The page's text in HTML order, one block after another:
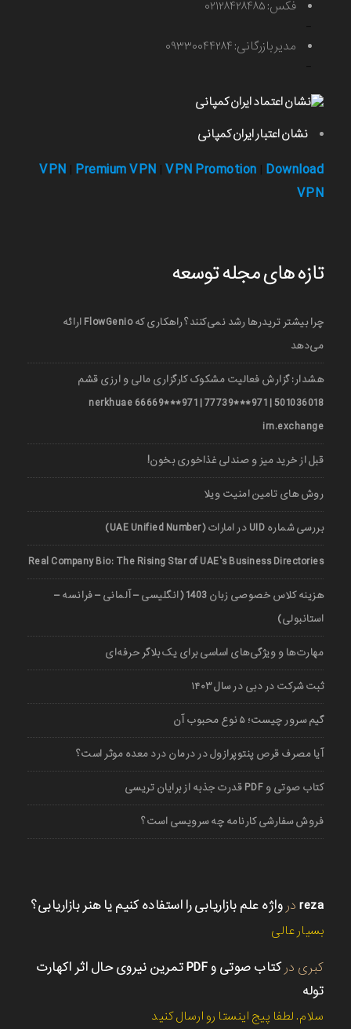
فکس: ۰۲۱۲۸۴۲۸۴۸۵
مدیر بازرگانی: ۰۹۳۳۰۰۴۴۲۸۴
نشان اعتبار ایران کمپانی
VPN Premium VPN VPN Promotion Download
VPN
تازه های مجله توسعه
چرا بیشتر تریدرها رشد نمی‌کنند؟ راهکاری که FlowGenio ارائه
می‌دهد
هشدار: گزارش فعالیت مشکوک کارگزاری مالی و ارزی قشم
501036018 | 971***77739 | 971***66669 nerkhuae
irn.exchange
قبل از خرید میز و صندلی غذاخوری بخون!
روش های تامین امنیت ویلا
بررسی شماره UID در امارات (UAE Unified Number)
Real Company Bio: The Rising Star of UAE’s Business Directories
هزینه کلاس خصوصی زبان 1403 (انگلیسی – آلمانی – فرانسه –
استانبولی)
مهارت‌ها و ویژگی‌های اساسی برای یک بلاگر حرفه‌ای
ثبت شرکت در دبی در سال ۱۴۰۳
گیم سرور چیست؛ ۵ نوع محبوب آن
آیا مصرف قرص پنتوپرازول در درمان درد معده موثر است؟
کتاب صوتی و PDF قدرت جذبه از برایان تریسی
فروش سفارشی کارنامه چه سرویسی است؟
reza در واژه علم بازاریابی را استفاده کنیم یا هنر بازاریابی؟
بسیار عالی
کبری در
کتاب صوتی و PDF تمرین نیروی حال اثر اکهارت
توله
سلام. لطفا پیج اینستا رو ارسال کنید